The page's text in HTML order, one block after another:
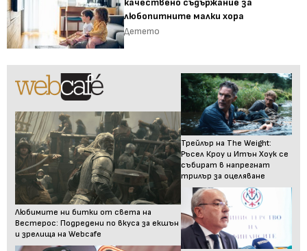
качествено съдържание за
любопитните малки хора
Детето
Любимите ни битки от света на
Вестерос: Подредени по вкуса за екшън
и зрелища на Webcafe
Трейлър на The Weight:
Ръсел Кроу и Итън Хоук се
събират в напрегнат
трилър за оцеляване